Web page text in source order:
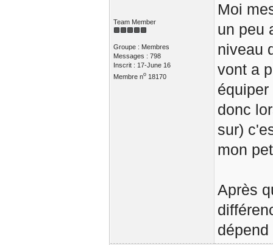
Team Member
Groupe : Membres
Messages : 798
Inscrit : 17-June 16
Membre no18170
Moi
un peu
niveau
vont a
donc
sur)
mon
Après